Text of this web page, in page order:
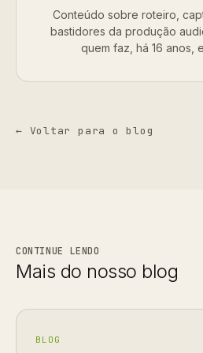
Conteúdo sobre roteiro,
bastidores da produção
quem faz, há 16 anos,
← Voltar para o blog
CONTINUE LENDO
Mais do nosso blog
BLOG